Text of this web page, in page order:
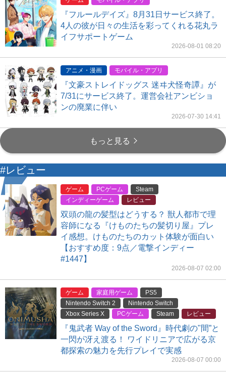
『フルールデイズ』8月31日サービス終了。
4人の彼が日々の生活を彩ってくれる花丸ラ
イフサポートゲーム
2026-08-01 08:20
アニメ・漫画 モバイル・アプリ
『文豪ストレイドッグス 迷ヰ犬怪奇譚』が
7/31にサービス終了。運営会社アンビショ
ンの廃業に伴い
2026-07-30 14:41
もっと見る
#レビュー
ゲーム PCゲーム
Steam
インディーゲーム
レビュー
双頭の龍の髪型はどうする？ 獣人都市で理
容師になる『けものたちの髪切り屋』プレ
イ感想。けものたちのカット体験が面白い
【おすすめ度：9点／電撃インディー
#1447】
2026-08-07 02:00
ゲーム 家庭用ゲーム
PS5
Nintendo Switch 2
Nintendo Switch
Xbox Series X
PCゲーム Steam レビュー
『鬼武者 Way of the Sword』時代劇の"間”と
一閃が冴え渡る！ ワイドリニアで広がる京
都探索の魅力を先行プレイで実感
2026-08-07 00:00